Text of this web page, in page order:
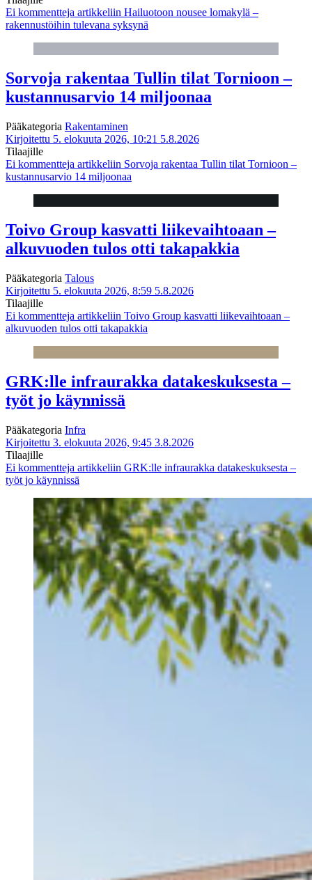
Ei kommentteja artikkeliin Hailuotoon nousee lomakylä –
rakennustöihin tulevana syksynä
Sorvoja rakentaa Tullin tilat Tornioon –
kustannusarvio 14 miljoonaa
Pääkategoria Rakentaminen
Kirjoitettu 5. elokuuta 2026, 10:21 5.8.2026
Tilaajille
Ei kommentteja artikkeliin Sorvoja rakentaa Tullin tilat Tornioon –
kustannusarvio 14 miljoonaa
Toivo Group kasvatti liikevaihtoaan –
alkuvuoden tulos otti takapakkia
Pääkategoria Talous
Kirjoitettu 5. elokuuta 2026, 8:59 5.8.2026
Tilaajille
Ei kommentteja artikkeliin Toivo Group kasvatti liikevaihtoaan –
alkuvuoden tulos otti takapakkia
GRK:lle infraurakka datakeskuksesta –
työt jo käynnissä
Pääkategoria Infra
Kirjoitettu 3. elokuuta 2026, 9:45 3.8.2026
Tilaajille
Ei kommentteja artikkeliin GRK:lle infraurakka datakeskuksesta –
työt jo käynnissä